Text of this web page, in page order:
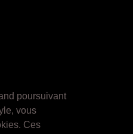
poursuivant
vous
Ces